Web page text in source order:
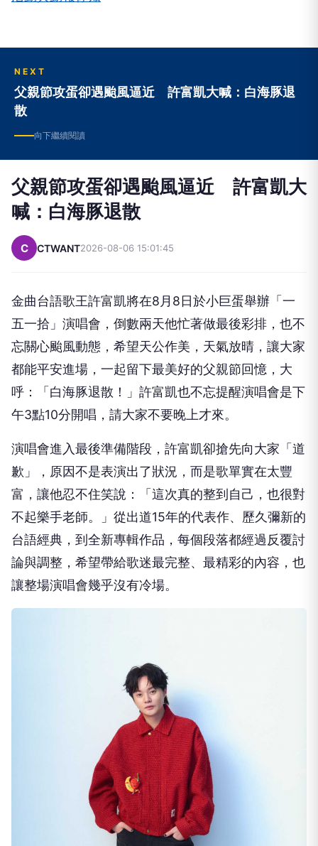
NEXT
父親節攻蛋卻遇颱風逼近 許富凱大喊：白海豚退
散
向下繼續閱讀
父親節攻蛋卻遇颱風逼近 許富凱大
喊：白海豚退散
C CTWANT2026-08-06 15:01:45
金曲台語歌王許富凱將在8月8日於小巨蛋舉辦「一
五一拾」演唱會，倒數兩天他忙著做最後彩排，也不
忘關心颱風動態，希望天公作美，天氣放晴，讓大家
都能平安進場，一起留下最美好的父親節回憶，大
呼：「白海豚退散！」許富凱也不忘提醒演唱會是下
午3點10分開唱，請大家不要晚上才來。
演唱會進入最後準備階段，許富凱卻搶先向大家「道
歉」，原因不是表演出了狀況，而是歌單實在太豐
富，讓他忍不住笑說：「這次真的整到自己，也很對
不起樂手老師。」從出道15年的代表作、歷久彌新的
台語經典，到全新專輯作品，每個段落都經過反覆討
論與調整，希望帶給歌迷最完整、最精彩的內容，也
讓整場演唱會幾乎沒有冷場。